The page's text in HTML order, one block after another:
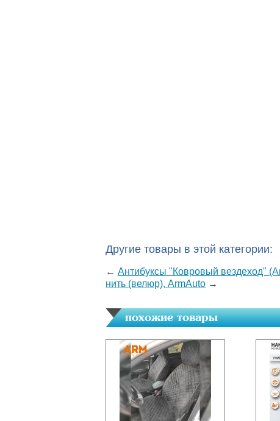
Другие товары в этой категории:
← Антибуксы "Ковровый вездеход"
нить (велюр), ArmAuto →
похожие товары